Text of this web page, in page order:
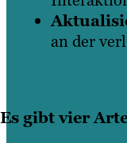
an der
Es gibt vier